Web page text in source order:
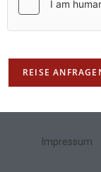
REISE
Impressum